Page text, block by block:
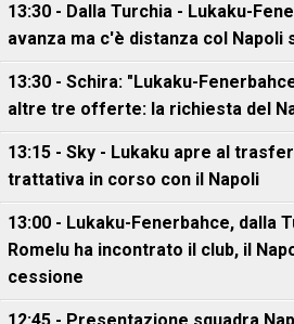
13:30 - Dalla Turchia - Lukaku-
avanza ma c'è distanza col Napoli
13:30 - Schira: "Lukaku-
altre tre offerte: la richiesta del
13:15 - Sky - Lukaku apre al
trattativa in corso con il Napoli
13:00 - Lukaku-Fenerbahce, dalla
Romelu ha incontrato il club, il
cessione